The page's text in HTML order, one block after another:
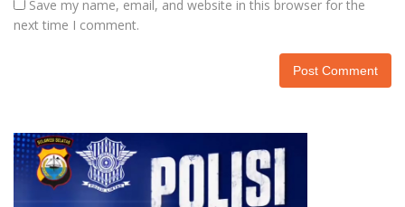
Save my name, email, and website in this browser for the
next time I comment.